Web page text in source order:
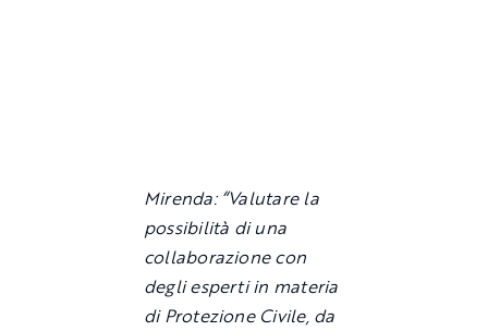
Mirenda: “Valutare la
possibilità di una
collaborazione con
degli esperti in materia
di Protezione Civile, da